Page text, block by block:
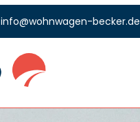
info@wohnwagen-becker.de